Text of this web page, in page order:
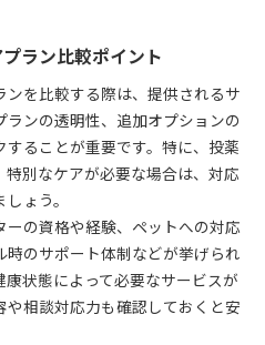
ラン比較ポイント
を比較する際は、提供されるサ
ンの透明性、追加オプションの
ることが重要です。特に、投薬
別なケアが必要な場合は、対応
ょう。
の資格や経験、ペットへの対応
のサポート体制などが挙げられ
状態によって必要なサービスが
相談対応力も確認しておくと安